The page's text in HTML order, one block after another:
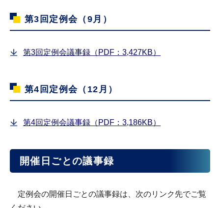
第3回定例会（9月）
第3回定例会議事録（PDF：3,427KB）
第4回定例会（12月）
第4回定例会議事録（PDF：3,186KB）
開催日ごとの議事録
定例会の開催日ごとの議事録は、次のリンク先でご覧